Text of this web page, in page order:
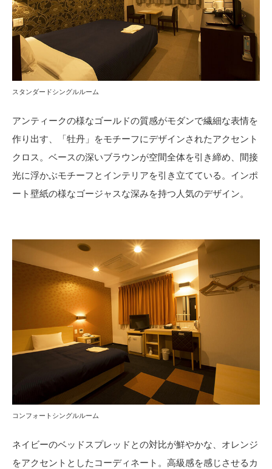
お問い合わせ（一般のお客様）
サンプル・カタログ請求／お問い合わせ（ビジネスのお客様）
事業紹介
インテリア事業
スペースソリューション事業
オフィスソリューション事業
ファシリティソリューション事業
会社情報
会社情報
採用情報
お知らせプライバシーポリシー サイトマップ 関連団体リンク集
CN
スタンダードシングルルーム
アンティークの様なゴールドの質感がモダンで繊細な表情を
作り出す、「牡丹」をモチーフにデザインされたアクセント
クロス。ベースの深いブラウンが空間全体を引き締め、間接
光に浮かぶモチーフとインテリアを引き立てている。インポ
ート壁紙の様なゴージャスな深みを持つ人気のデザイン。
コンフォートシングルルーム
ネイビーのベッドスプレッドとの対比が鮮やかな、オレンジ
をアクセントとしたコーディネート。高級感を感じさせるカ